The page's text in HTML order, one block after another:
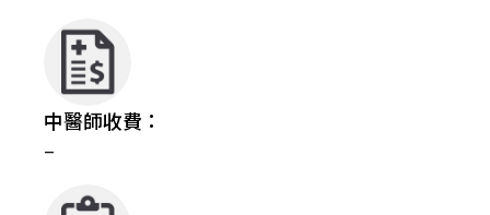
中醫師收費：
–